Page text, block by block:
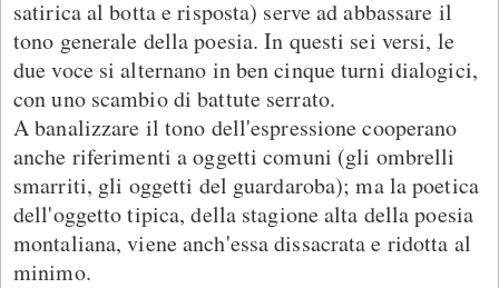
satirica al botta e risposta) serve ad abbassare il
tono generale della poesia. In questi sei versi, le
due voce si alternano in ben cinque turni dialogici,
con uno scambio di battute serrato.
A banalizzare il tono dell'espressione cooperano
anche riferimenti a oggetti comuni (gli ombrelli
smarriti, gli oggetti del guardaroba); ma la poetica
dell'oggetto tipica, della stagione alta della poesia
montaliana, viene anch'essa dissacrata e ridotta al
minimo.